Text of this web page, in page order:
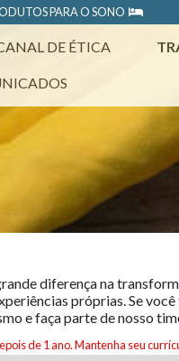
PARA O SONO
DE ÉTICA
diferença na
próprias. Se
e faça parte de nosso
de 1 ano. Mantenha seu